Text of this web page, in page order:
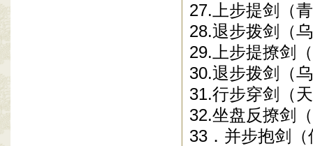
27. 上步提剑（
28.退步拨剑（
29. 上步提撩剑
30.退步拨剑（
31.行步穿剑（
32.坐盘反撩剑
33 ．并步抱剑